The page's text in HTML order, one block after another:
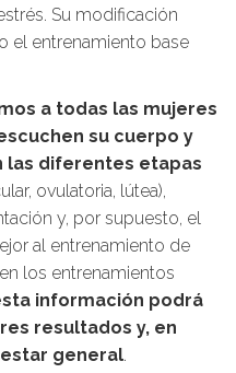
Su modificación
el entrenamiento base
a todas las mujeres
su cuerpo y
las diferentes etapas
ovulatoria, lútea),
y, por supuesto, el
al entrenamiento de
los entrenamientos
información podrá
resultados y, en
general.